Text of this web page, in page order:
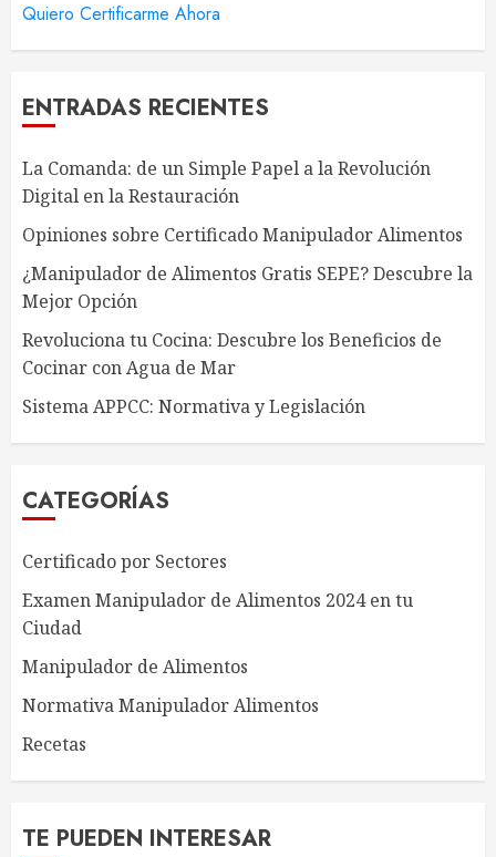
Quiero Certificarme Ahora
ENTRADAS RECIENTES
La Comanda: de un Simple Papel a la Revolución
Digital en la Restauración
Opiniones sobre Certificado Manipulador Alimentos
¿Manipulador de Alimentos Gratis SEPE? Descubre la
Mejor Opción
Revoluciona tu Cocina: Descubre los Beneficios de
Cocinar con Agua de Mar
Sistema APPCC: Normativa y Legislación
CATEGORÍAS
Certificado por Sectores
Examen Manipulador de Alimentos 2024 en tu
Ciudad
Manipulador de Alimentos
Normativa Manipulador Alimentos
Recetas
TE PUEDEN INTERESAR